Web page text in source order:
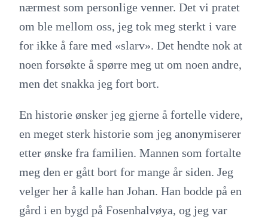
nærmest som personlige venner. Det vi pratet
om ble mellom oss, jeg tok meg sterkt i vare
for ikke å fare med «slarv». Det hendte nok at
noen forsøkte å spørre meg ut om noen andre,
men det snakka jeg fort bort.
En historie ønsker jeg gjerne å fortelle videre,
en meget sterk historie som jeg anonymiserer
etter ønske fra familien. Mannen som fortalte
meg den er gått bort for mange år siden. Jeg
velger her å kalle han Johan. Han bodde på en
gård i en bygd på Fosenhalvøya, og jeg var